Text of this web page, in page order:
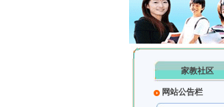
家教社区
网站公告栏